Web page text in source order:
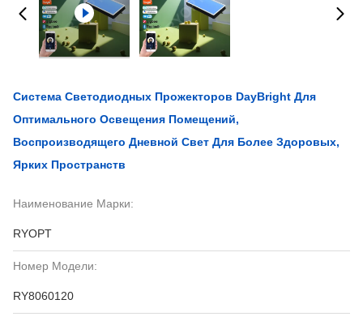
Система Светодиодных Прожекторов DayBright Для
Оптимального Освещения Помещений,
Воспроизводящего Дневной Свет Для Более Здоровых,
Ярких Пространств
Наименование Марки:
RYOPT
Номер Модели:
RY8060120